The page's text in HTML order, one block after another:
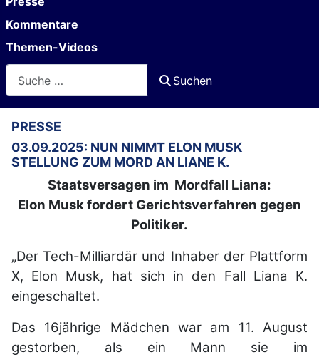
Kommentare
Themen-Videos
Suchen
PRESSE
03.09.2025: NUN NIMMT ELON MUSK
STELLUNG ZUM MORD AN LIANE K.
Staatsversagen im Mordfall Liana:
Elon Musk fordert Gerichtsverfahren gegen
Politiker.
„Der Tech-Milliardär und Inhaber der Plattform
X, Elon Musk, hat sich in den Fall Liana K.
eingeschaltet.
Das 16jährige Mädchen war am 11. August
gestorben, als ein Mann sie im